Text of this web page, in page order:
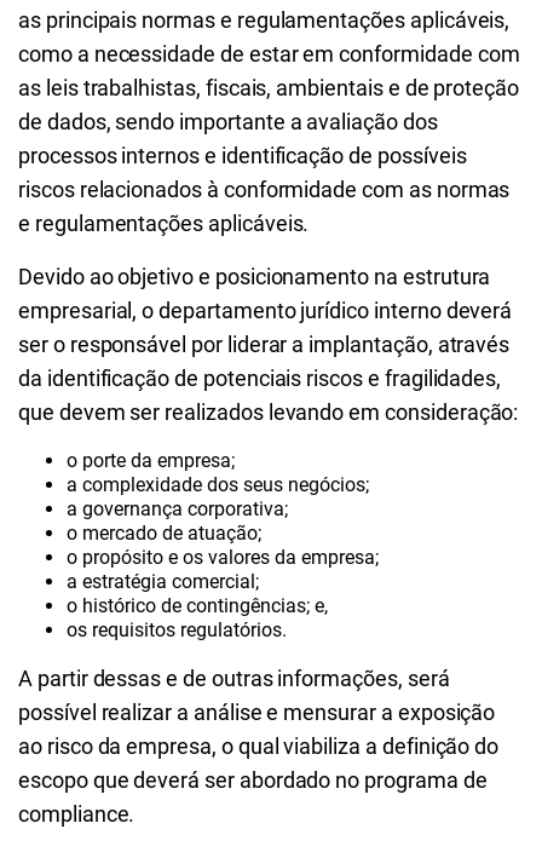
as principais normas e regulamentações aplicáveis,
como a necessidade de estar em conformidade com
as leis trabalhistas, fiscais, ambientais e de proteção
de dados, sendo importante a avaliação dos
processos internos e identificação de possíveis
riscos relacionados à conformidade com as normas
e regulamentações aplicáveis.
Devido ao objetivo e posicionamento na estrutura
empresarial, o departamento jurídico interno deverá
ser o responsável por liderar a implantação, através
da identificação de potenciais riscos e fragilidades,
que devem ser realizados levando em consideração:
o porte da empresa;
a complexidade dos seus negócios;
a governança corporativa;
o mercado de atuação;
o propósito e os valores da empresa;
a estratégia comercial;
o histórico de contingências; e,
os requisitos regulatórios.
A partir dessas e de outras informações, será
possível realizar a análise e mensurar a exposição
ao risco da empresa, o qual viabiliza a definição do
escopo que deverá ser abordado no programa de
compliance.